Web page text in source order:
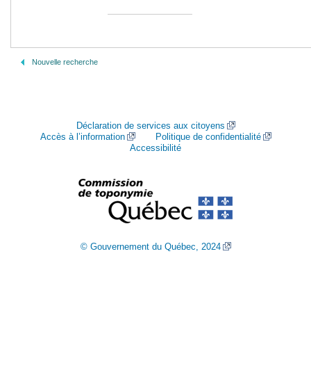
Nouvelle recherche
Déclaration de services aux citoyens
Accès à l’information
Politique de confidentialité
Accessibilité
© Gouvernement du Québec, 2024